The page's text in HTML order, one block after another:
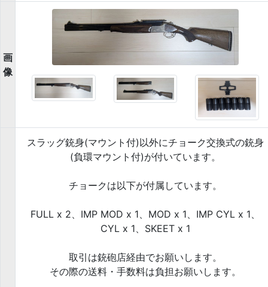
画
像
スラッグ銃身(マウント付)以外にチョーク交換式の銃身
(負環マウント付)が付いています。
チョークは以下が付属しています。
FULL x 2、IMP MOD x 1、MOD x 1、IMP CYL x 1、
CYL x 1、SKEET x 1
取引は銃砲店経由でお願いします。
その際の送料・手数料は負担お願いします。